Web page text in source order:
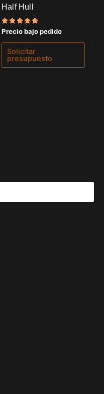
Half Hull
Valorado
con
5.00
de 5
Precio bajo pedido
Solicitar
presupuesto